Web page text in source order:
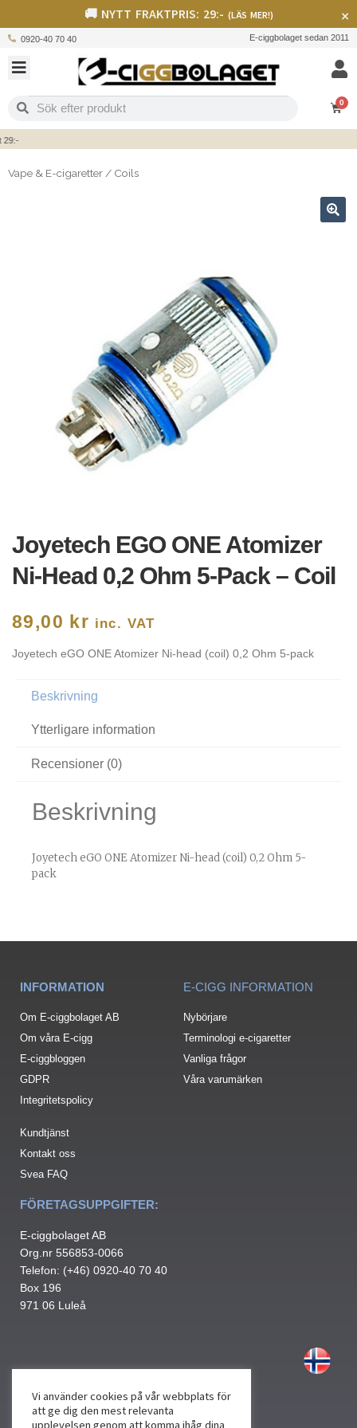
🚚 NYTT FRAKTPRIS: 29:- (LÄS MER!) ×
0920-40 70 40 E-ciggbolaget sedan 2011
0
Vape & E-cigaretter / Coils
Joyetech EGO ONE Atomizer
Ni-Head 0,2 Ohm 5-Pack – Coil
89,00 kr inc. VAT
Joyetech eGO ONE Atomizer Ni-head (coil) 0,2 Ohm 5-pack
Beskrivning
Ytterligare information
Recensioner (0)
Beskrivning
Joyetech eGO ONE Atomizer Ni-head (coil) 0,2 Ohm 5-
pack
INFORMATION
Om E-ciggbolaget AB
Om våra E-cigg
E-ciggbloggen
GDPR
Integritetspolicy
Kundtjänst
Kontakt oss
Svea FAQ
E-CIGG INFORMATION
Nybörjare
Terminologi e-cigaretter
Vanliga frågor
Våra varumärken
FÖRETAGSUPPGIFTER:
E-ciggbolaget AB
Org.nr 556853-0066
Telefon: (+46) 0920-40 70 40
Box 196
971 06 Luleå
Vi använder cookies på vår webbplats för
att ge dig den mest relevanta
upplevelsen genom att komma ihåg dina